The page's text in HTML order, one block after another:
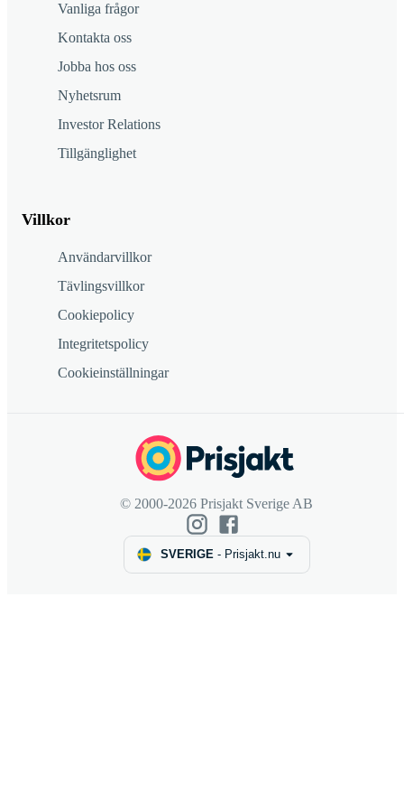
Vanliga frågor
Kontakta oss
Jobba hos oss
Nyhetsrum
Investor Relations
Tillgänglighet
Villkor
Användarvillkor
Tävlingsvillkor
Cookiepolicy
Integritetspolicy
Cookieinställningar
© 2000-2026 Prisjakt Sverige AB
SVERIGE- Prisjakt.nu